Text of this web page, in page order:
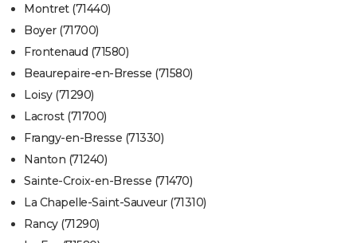
Montret (71440)
Boyer (71700)
Frontenaud (71580)
Beaurepaire-en-Bresse (71580)
Loisy (71290)
Lacrost (71700)
Frangy-en-Bresse (71330)
Nanton (71240)
Sainte-Croix-en-Bresse (71470)
La Chapelle-Saint-Sauveur (71310)
Rancy (71290)